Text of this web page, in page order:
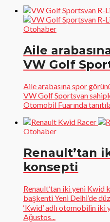
Otohaber
Aile
VW Golf
Aile arabasına spor
VW Golf Sportsvan
Otomobil Fuarında
Otohaber
Renault’tan
konsepti
Renault’tan iki yeni Kwid
başkenti Yeni Delhi’de
‘Kwid’ adlı otomobilin iki
Ağustos...